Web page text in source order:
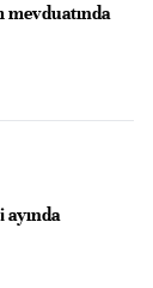
mevduatında